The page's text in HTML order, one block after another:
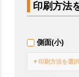
印刷方法
側面(小)
▼印刷方法を選